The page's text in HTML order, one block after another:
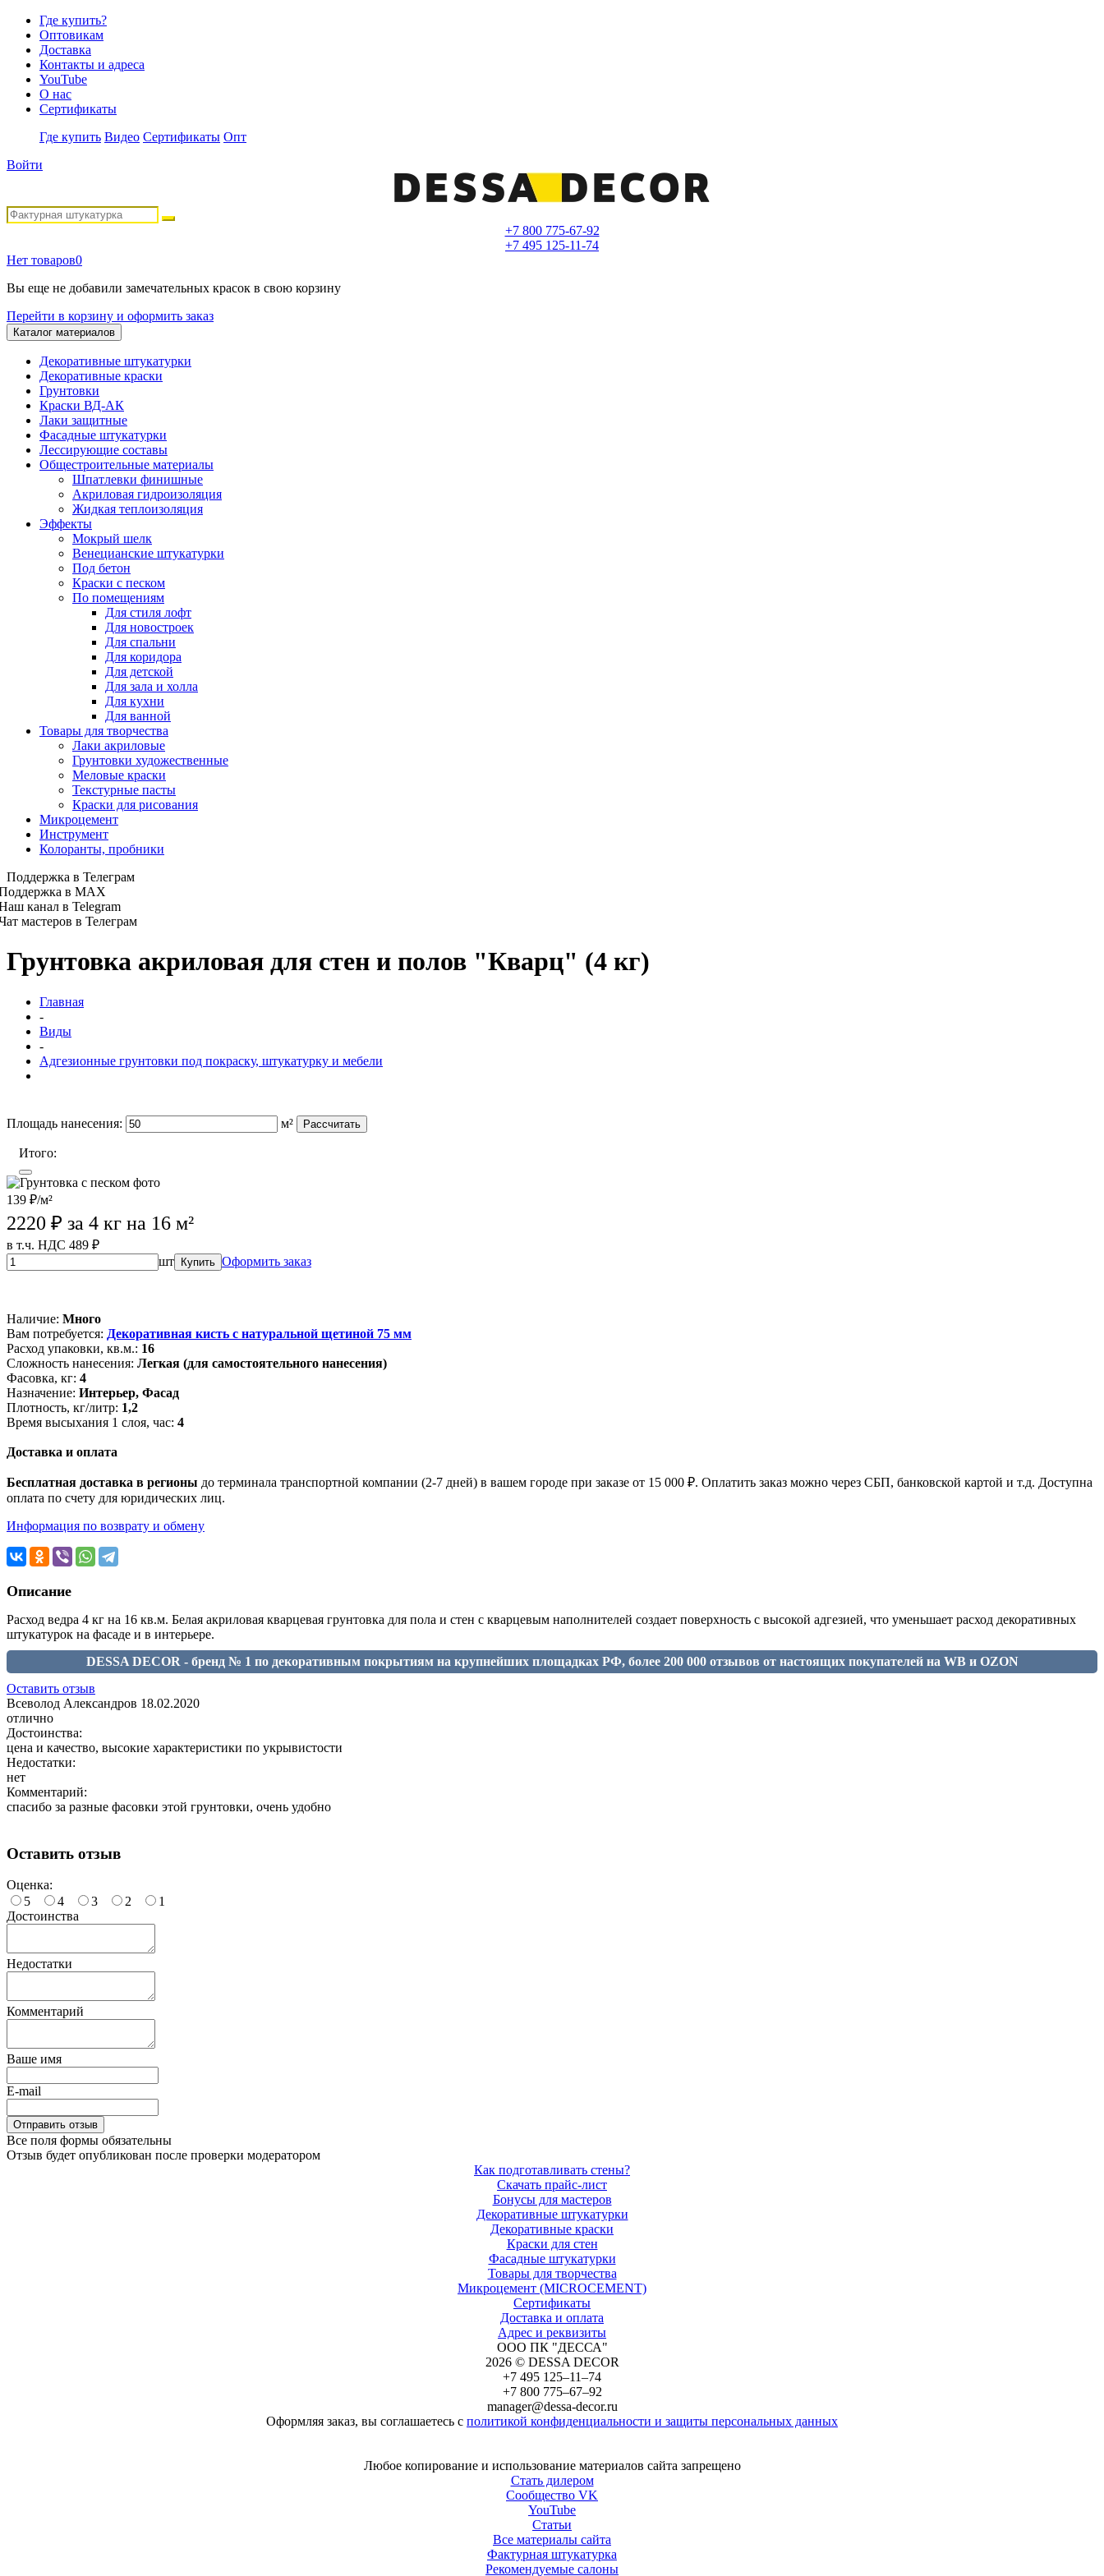
Где купить?
Оптовикам
Доставка
Контакты и адреса
YouTube
О нас
Сертификаты
Где купить Видео Сертификаты Опт
Войти
+7 800 775-67-92
+7 495 125-11-74
Нет товаров0
Вы еще не добавили замечательных красок в свою корзину
Перейти в корзину и оформить заказ
Каталог материалов
Декоративные штукатурки
Декоративные краски
Грунтовки
Краски ВД-АК
Лаки защитные
Фасадные штукатурки
Лессирующие составы
Общестроительные материалы
Шпатлевки финишные
Акриловая гидроизоляция
Жидкая теплоизоляция
Эффекты
Мокрый шелк
Венецианские штукатурки
Под бетон
Краски с песком
По помещениям
Для стиля лофт
Для новостроек
Для спальни
Для коридора
Для детской
Для зала и холла
Для кухни
Для ванной
Товары для творчества
Лаки акриловые
Грунтовки художественные
Меловые краски
Текстурные пасты
Краски для рисования
Микроцемент
Инструмент
Колоранты, пробники
Поддержка в Телеграм
в MAX
канал в Telegram
мастеров в Телеграм
Грунтовка акриловая для стен и полов "Кварц" (4 кг)
Главная
-
Виды
-
Адгезионные грунтовки под покраску, штукатурку и мебели
Площадь нанесения:
м² Рассчитать
Итого:
139 ₽/м²
2220 ₽ за 4 кг на 16 м²
в т.ч. НДС 489 ₽
шт
Купить Оформить заказ
Наличие: Много
Вам потребуется: Декоративная кисть с натуральной щетиной 75 мм
Расход упаковки, кв.м.: 16
Сложность нанесения: Легкая (для самостоятельного нанесения)
Фасовка, кг: 4
Назначение: Интерьер, Фасад
Плотность, кг/литр: 1,2
Время высыхания 1 слоя, час: 4
Доставка и оплата
Бесплатная доставка в регионы до терминала транспортной компании (2-7 дней) в вашем городе при заказе от 15 000 ₽. Оплатить заказ можно через СБП, банковской картой и т.д. Доступна
оплата по счету для юридических лиц.
Информация по возврату и обмену
Описание
Расход ведра 4 кг на 16 кв.м. Белая акриловая кварцевая грунтовка для пола и стен с кварцевым наполнителей создает поверхность с высокой адгезией, что уменьшает расход декоративных
штукатурок на фасаде и в интерьере.
DESSA DECOR - бренд № 1 по декоративным покрытиям на крупнейших площадках РФ, более 200 000 отзывов от настоящих покупателей на WB и OZON
Оставить отзыв
Всеволод Александров 18.02.2020
отлично
Достоинства:
цена и качество, высокие характеристики по укрывистости
Недостатки:
нет
Комментарий:
спасибо за разные фасовки этой грунтовки, очень удобно
Оставить отзыв
Оценка:
5
4 3 2
1
Достоинства
Недостатки
Комментарий
Ваше имя
E-mail
Все поля формы обязательны
Отзыв будет опубликован после проверки модератором
Как подготавливать стены?
Скачать прайс-лист
Бонусы для мастеров
Декоративные штукатурки
Декоративные краски
Краски для стен
Фасадные штукатурки
Товары для творчества
Микроцемент (MICROCEMENT)
Сертификаты
Доставка и оплата
Адрес и реквизиты
ООО ПК "ДЕССА"
2026 © DESSA DECOR
+7 495 125–11–74
+7 800 775–67–92
manager@dessa-decor.ru
Оформляя заказ, вы соглашаетесь с политикой конфиденциальности и защиты персональных данных
Любое копирование и использование материалов сайта запрещено
Стать дилером
Сообщество VK
YouTube
Статьи
Все материалы сайта
Фактурная штукатурка
Рекомендуемые салоны